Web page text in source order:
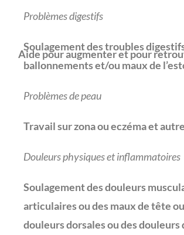
Aide pour augmenter et pour
Problèmes digestifs
Soulagement des troubles
ballonnements et/ou maux de
Problèmes de peau
Travail sur zona ou eczéma et
Douleurs physiques et inflammatoires
Soulagement des douleurs
articulaires ou des maux de tête
douleurs dorsales ou des douleurs